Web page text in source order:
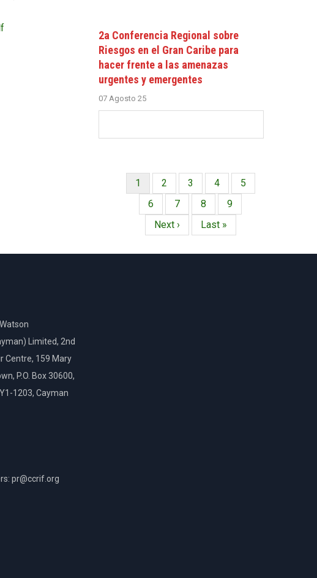
2a Conferencia Regional sobre
Riesgos en el Gran Caribe para
hacer frente a las amenazas
urgentes y emergentes
07 Agosto 25
PaginaciónPágina
actual
1 Página
2 Página
3 Página
4 Página
5
Página
6 Página
7 Página
8 Página
9
Siguiente
página
Next ›
Última
página
Last »
Limited, 2nd
Centre, 159 Mary
P.O. Box 30600,
1203, Cayman
pr@ccrif.org